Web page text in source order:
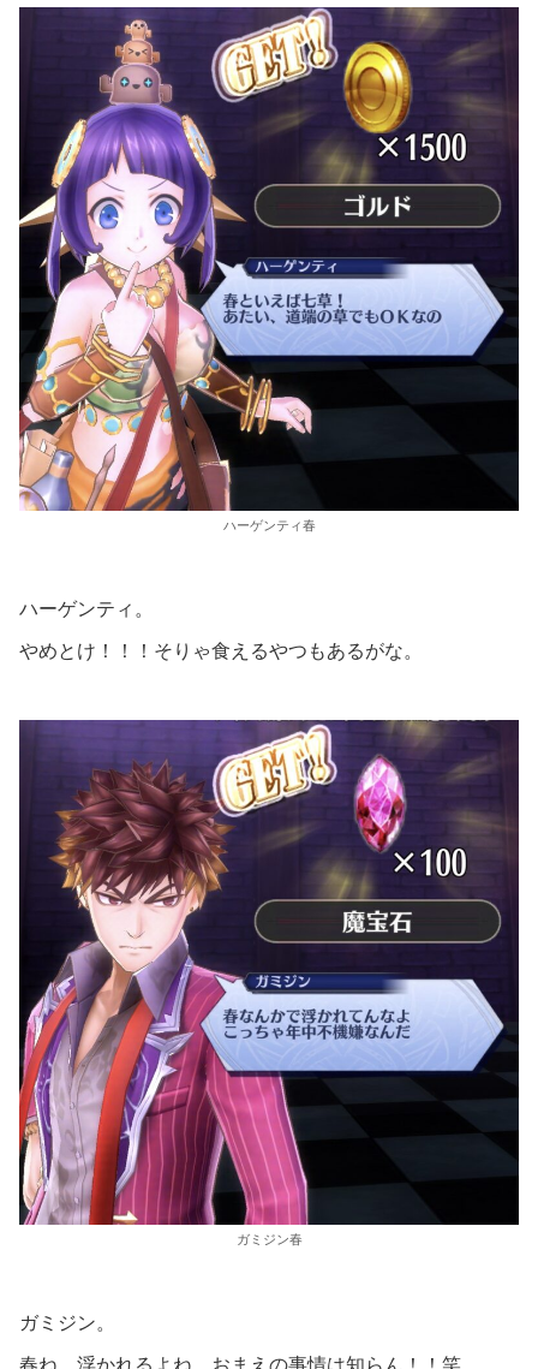
ハーゲンティ春
ハーゲンティ。
やめとけ！！！そりゃ食えるやつもあるがな。
ガミジン春
ガミジン。
春ね。浮かれるよね。おまえの事情は知らん！！笑